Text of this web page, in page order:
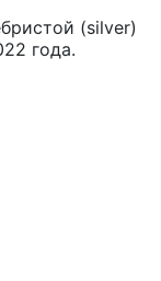
(silver)
года.